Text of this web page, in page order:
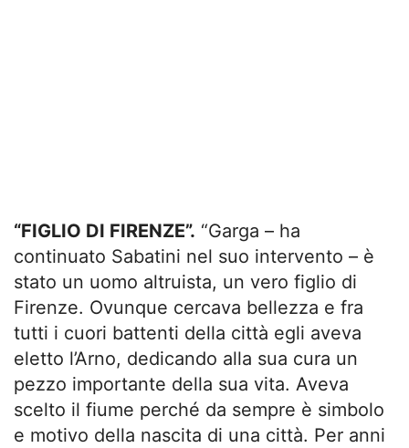
“FIGLIO DI FIRENZE”. “Garga – ha
continuato Sabatini nel suo intervento – è
stato un uomo altruista, un vero figlio di
Firenze. Ovunque cercava bellezza e fra
tutti i cuori battenti della città egli aveva
eletto l’Arno, dedicando alla sua cura un
pezzo importante della sua vita. Aveva
scelto il fiume perché da sempre è simbolo
e motivo della nascita di una città. Per anni